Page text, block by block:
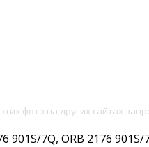
фото на других сайтах
7Q, ORB 2176 901S/